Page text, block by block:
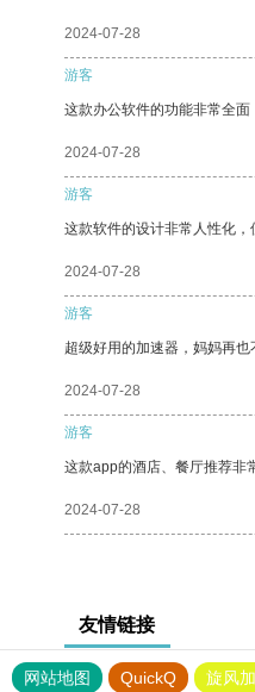
2024-07-28
游客
这款办公软件的功能非常全
2024-07-28
游客
这款软件的设计非常人性化，
2024-07-28
游客
超级好用的加速器，妈妈再也
2024-07-28
游客
这款app的酒店、餐厅推荐非
2024-07-28
友情链接
网站地图 QuickQ 旋风